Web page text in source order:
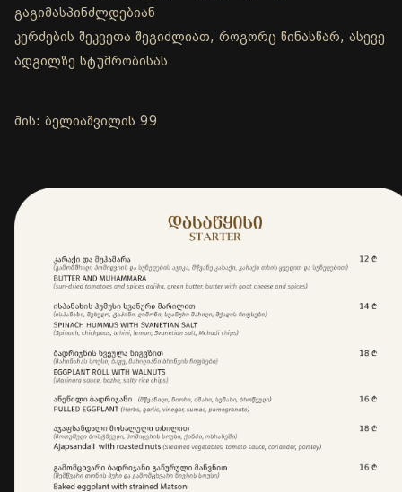
გაგიმასპინძლდებიან
კერძების შეკვეთა შეგიძლიათ, როგორც წინასწარ, ასევე
ადგილზე სტუმრობისას
მის: ბელიაშვილის 99